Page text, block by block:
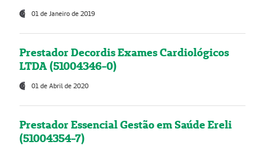
01 de Janeiro de 2019
Prestador Decordis Exames Cardiológicos
LTDA (51004346-0)
01 de Abril de 2020
Prestador Essencial Gestão em Saúde Ereli
(51004354-7)